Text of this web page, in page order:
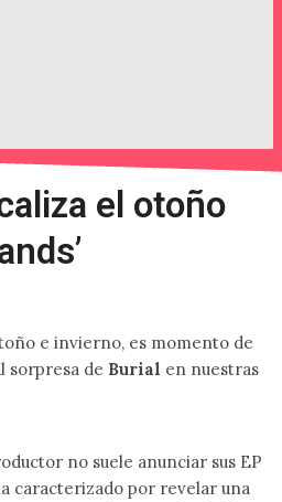
el otoño
e invierno, es momento de
sorpresa de Burial en nuestras
no suele anunciar sus EP
caracterizado por revelar una